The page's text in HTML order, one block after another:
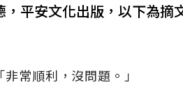
，平安文化出版，以下為摘
「非常順利，沒問題。」